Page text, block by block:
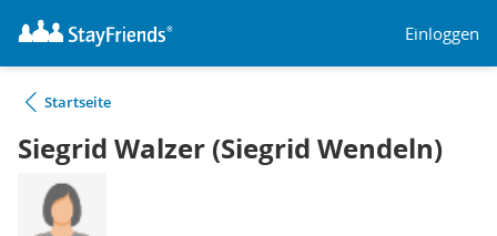
Einloggen
Startseite
Siegrid Walzer (Siegrid Wendeln)